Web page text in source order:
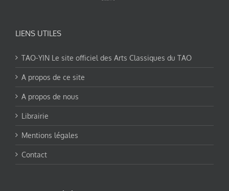
LIENS UTILES
TAO-YIN Le site officiel des Arts Classiques du TAO
A propos de ce site
A propos de nous
Librairie
Mentions légales
Contact